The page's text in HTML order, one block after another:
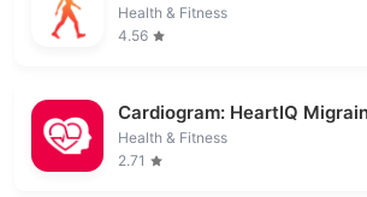
Health & Fitness
4.56
Cardiogram: HeartIQ
Health & Fitness
2.71